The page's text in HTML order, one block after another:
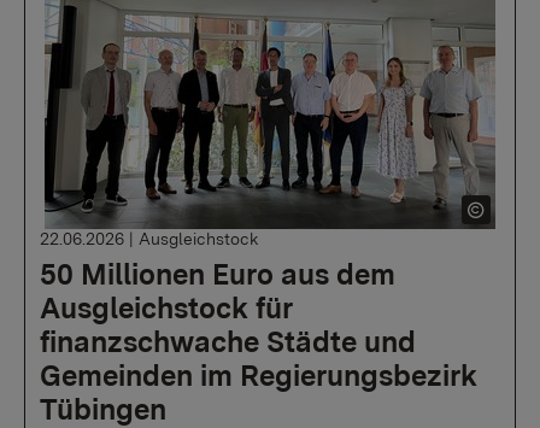
50 Millionen Euro aus dem
Ausgleichstock für
finanzschwache Städte und
Gemeinden im Regierungsbezirk
Tübingen
22.06.2026 | Ausgleichstock